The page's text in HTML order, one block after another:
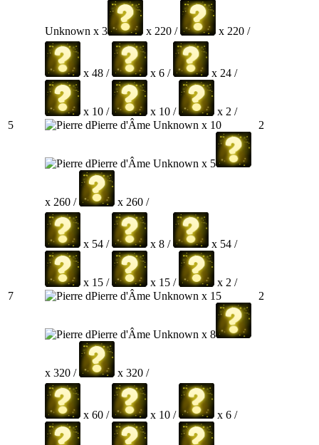
Unknown x 3 x 220 / x 220 /
5
x 48 / x 6 / x 24 /
x 10 / x 10 /
x 2 /
Pierre d'Âme Unknown x 10
Pierre d'Âme Unknown x 5
x 260 / x 260 /
2
7
x 54 / x 8 / x 54 /
x 15 / x 15 /
x 2 /
Pierre d'Âme Unknown x 15
Pierre d'Âme Unknown x 8
x 320 / x 320 /
2
x 60 / x 10 / x 6 /